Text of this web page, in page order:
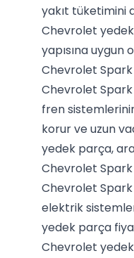
yakıt tüketimini
Chevrolet yedek
yapısına uygun
Chevrolet
Chevrolet
fren
korur ve uzun
yedek parça,
Chevrolet Spark
Chevrolet Spark
elektrik
yedek parça
Chevrolet